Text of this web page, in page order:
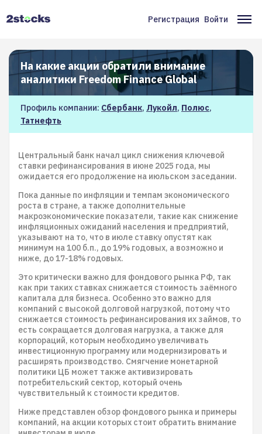
Меню
учётной
записи
пользователя
Регистрация Войти
На какие акции обратили внимание
аналитики Freedom Finance Global
Профиль компании: Сбербанк, Лукойл, Полюс,
Татнефть
Центральный банк начал цикл снижения ключевой
ставки рефинансирования в июне 2025 года, мы
ожидается его продолжение на июльском заседании.
Пока данные по инфляции и темпам экономического
роста в стране, а также дополнительные
макроэкономические показатели, такие как снижение
инфляционных ожиданий населения и предприятий,
указывают на то, что в июле ставку опустят как
минимум на 100 б.п., до 19% годовых, а возможно и
ниже, до 17-18% годовых.
Это критически важно для фондового рынка РФ, так
как при таких ставках снижается стоимость заёмного
капитала для бизнеса. Особенно это важно для
компаний с высокой долговой нагрузкой, потому что
снижается стоимость рефинансирования их займов, то
есть сокращается долговая нагрузка, а также для
корпораций, которым необходимо увеличивать
инвестиционную программу или модернизировать и
расширять производство. Смягчение монетарной
политики ЦБ может также активизировать
потребительский сектор, который очень
чувствительный к стоимости кредитов.
Ниже представлен обзор фондового рынка и примеры
компаний, на акции которых стоит обратить внимание